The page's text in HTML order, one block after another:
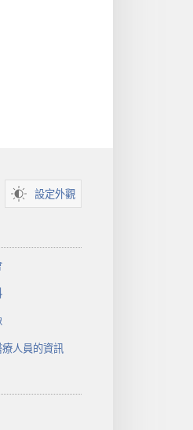
設定外觀
人員的資訊